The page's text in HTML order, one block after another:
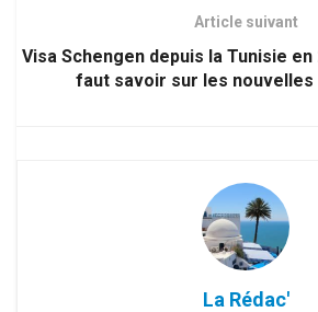
Article suivant
Visa Schengen depuis la Tunisie en
faut savoir sur les
La Rédac'